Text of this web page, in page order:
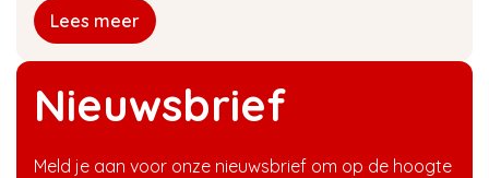
Nieuwsbrief
Meld je aan voor onze nieuwsbrief om op de hoogte
Lees meer